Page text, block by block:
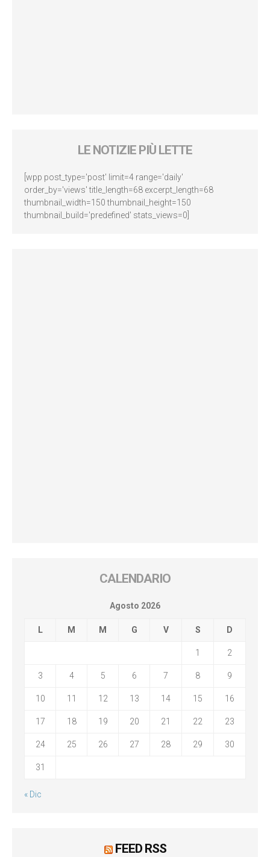
LE NOTIZIE PIÙ LETTE
[wpp post_type='post' limit=4 range='daily'
order_by='views' title_length=68 excerpt_length=68
thumbnail_width=150 thumbnail_height=150
thumbnail_build='predefined' stats_views=0]
CALENDARIO
Agosto 2026
L M M G V S D
1 2
3 4 5 6 7 8 9
10 11 12 13 14 15 16
17 18 19 20 21 22 23
24 25 26 27 28 29 30
31
« Dic
FEED RSS